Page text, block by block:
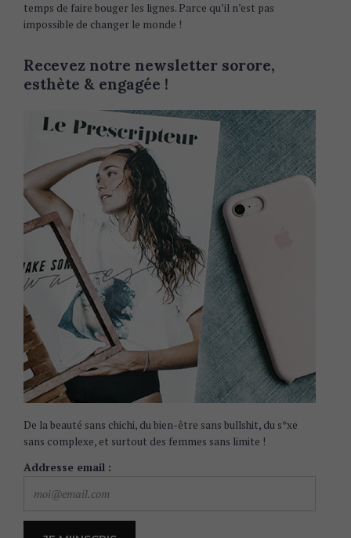
temps de faire bouger les lignes. Parce qu’il n’est pas
impossible de changer le monde !
Recevez notre newsletter sorore,
esthète & engagée !
De la beauté sans chichi, du bien-être sans bullshit, du s*xe
sans complexe, et surtout des femmes sans limite !
Addresse email :